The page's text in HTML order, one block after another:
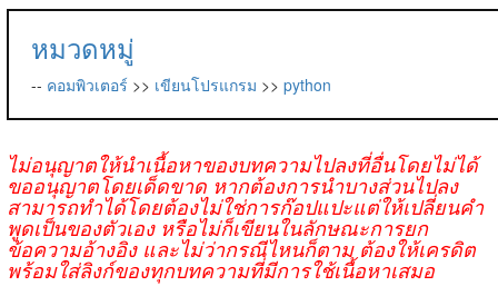
หมวดหมู่
-- คอมพิวเตอร์ >> เขียนโปรแกรม >> python
ไม่อนุญาตให้นำเนื้อหาของบทความไปลงที่อื่นโดยไม่ได้
ขออนุญาตโดยเด็ดขาด หากต้องการนำบางส่วนไปลง
สามารถทำได้โดยต้องไม่ใช่การก๊อปแปะแต่ให้เปลี่ยนคำ
พูดเป็นของตัวเอง หรือไม่ก็เขียนในลักษณะการยก
ข้อความอ้างอิง และไม่ว่ากรณีไหนก็ตาม ต้องให้เครดิต
พร้อมใส่ลิงก์ของทุกบทความที่มีการใช้เนื้อหาเสมอ